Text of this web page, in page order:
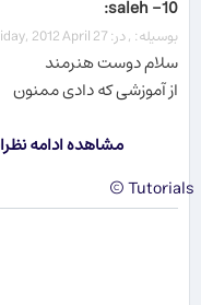
10- saleh:
بوسیله: , در: Friday, 2012 April 27-کد: 4231
سلام دوست هنرمند
از آموزشی که دادی ممنون
مشاهده ادامه
Tutorials ©